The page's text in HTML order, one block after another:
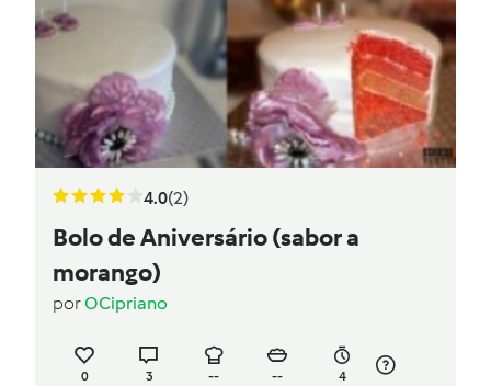
4.0(2)
Bolo de Aniversário (sabor a
morango)
porOCipriano
0 3 -- -- 4